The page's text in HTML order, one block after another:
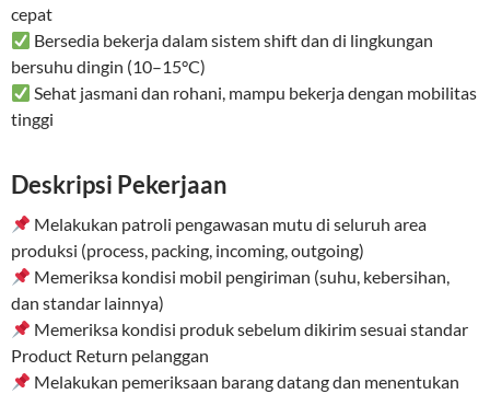
cepat
Bersedia bekerja dalam sistem shift dan di lingkungan
bersuhu dingin (10–15°C)
Sehat jasmani dan rohani, mampu bekerja dengan mobilitas
tinggi
Deskripsi Pekerjaan
Melakukan patroli pengawasan mutu di seluruh area
produksi (process, packing, incoming, outgoing)
Memeriksa kondisi mobil pengiriman (suhu, kebersihan,
dan standar lainnya)
Memeriksa kondisi produk sebelum dikirim sesuai standar
Product Return pelanggan
Melakukan pemeriksaan barang datang dan menentukan